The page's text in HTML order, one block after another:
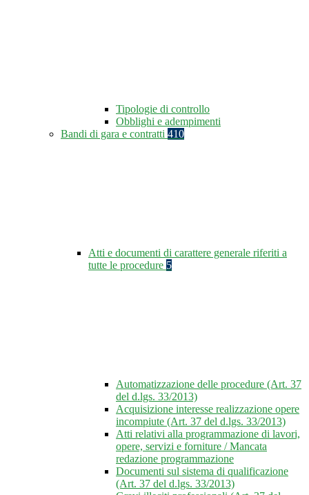
Tipologie di controllo
Obblighi e adempimenti
Bandi di gara e contratti 410
Atti e documenti di carattere generale riferiti a
tutte le procedure 5
Automatizzazione delle procedure (Art. 37
del d.lgs. 33/2013)
Acquisizione interesse realizzazione opere
incompiute (Art. 37 del d.lgs. 33/2013)
Atti relativi alla programmazione di lavori,
opere, servizi e forniture / Mancata
redazione programmazione
Documenti sul sistema di qualificazione
(Art. 37 del d.lgs. 33/2013)